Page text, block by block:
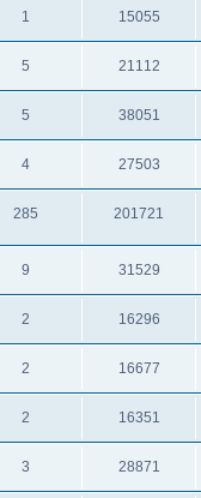
1 15055
5 21112
5 38051
4 27503
285 201721
9 31529
2 16296
2 16677
2 16351
3 28871